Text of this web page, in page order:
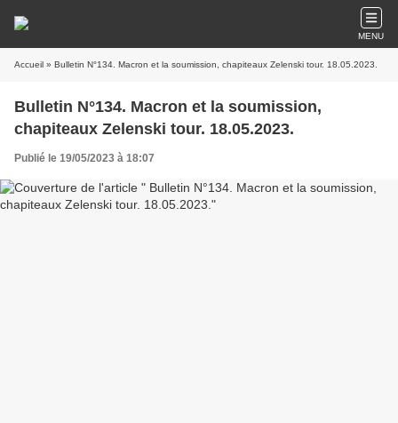
MENU
Accueil » Bulletin N°134. Macron et la soumission, chapiteaux Zelenski tour. 18.05.2023.
Bulletin N°134. Macron et la soumission,
chapiteaux Zelenski tour. 18.05.2023.
Publié le 19/05/2023 à 18:07